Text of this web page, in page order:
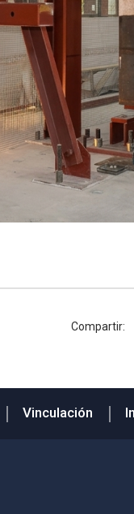
Compartir:
Vinculación